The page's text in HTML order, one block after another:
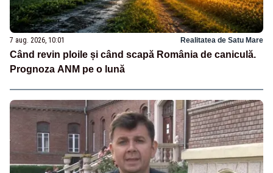
7 aug. 2026, 10:01 Realitatea de Satu Mare
Când revin ploile și când scapă România de caniculă.
Prognoza ANM pe o lună